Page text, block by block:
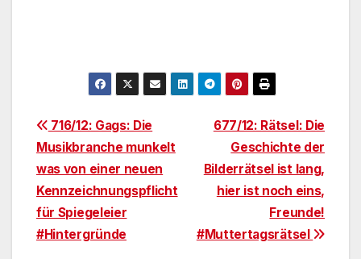
Beitragsnavigation677/12: Rätsel: Die
Geschichte der
Bilderrätsel ist lang,
hier ist noch eins,
Freunde!
#Muttertagsrätsel
716/12: Gags: Die
Musikbranche munkelt
was von einer neuen
Kennzeichnungspflicht
für Spiegeleier
#Hintergründe